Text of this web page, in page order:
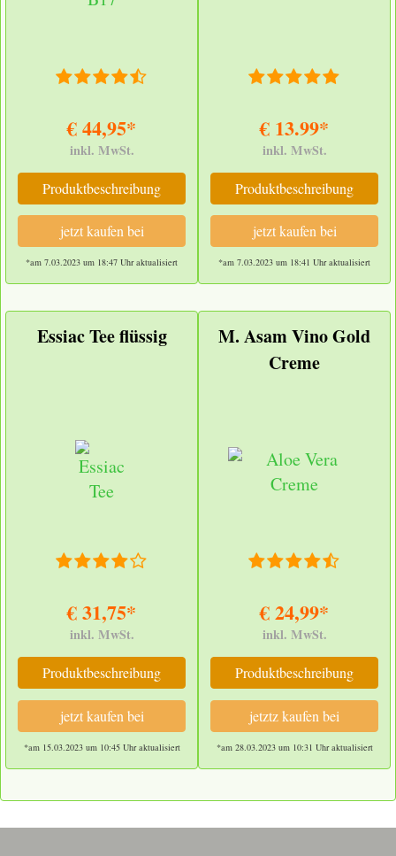
€ 44,95*
inkl. MwSt.
Produktbeschreibung
jetzt kaufen bei
*am 7.03.2023 um 18:47 Uhr aktualisiert
€ 13.99*
inkl. MwSt.
Produktbeschreibung
jetzt kaufen bei
*am 7.03.2023 um 18:41 Uhr aktualisiert
Essiac Tee flüssig
€ 31,75*
inkl. MwSt.
Produktbeschreibung
jetzt kaufen bei
*am 15.03.2023 um 10:45 Uhr aktualisiert
M. Asam Vino Gold
Creme
€ 24,99*
inkl. MwSt.
Produktbeschreibung
jetztz kaufen bei
*am 28.03.2023 um 10:31 Uhr aktualisiert